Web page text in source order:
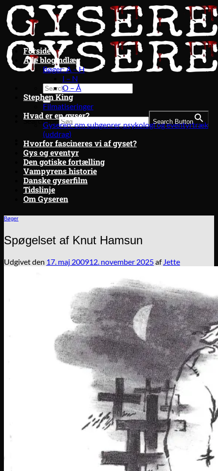
Fortsæt
til
indhold
Search for: Search Button
Forside
Alle blogindlæg
Bøger: A – H
I – N
O – Å
Stephen King
Filmatiseringer
Hvad er en gyser?
Gyseren: om subgenrer, psykologi og eventyrtræk
(uddrag)
Hvorfor fascineres vi af gyset?
Gys og eventyr
Den gotiske fortælling
Vampyrens historie
Danske gyserfilm
Tidslinje
Om Gyseren
Bøger
Spøgelset af Knut Hamsun
Udgivet den 17. maj 200912. november 2025af Jette